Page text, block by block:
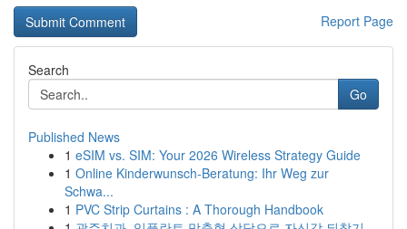
Report Page
Search
Go
Published News
1 eSIM vs. SIM: Your 2026 Wireless Strategy Guide
1 Online Kinderwunsch-Beratung: Ihr Weg zur
Schwa...
1 PVC Strip Curtains : A Thorough Handbook